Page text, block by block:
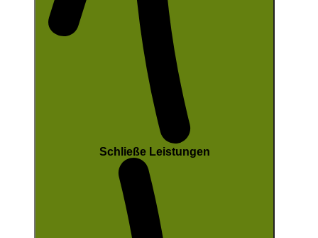
Schließe Leistungen